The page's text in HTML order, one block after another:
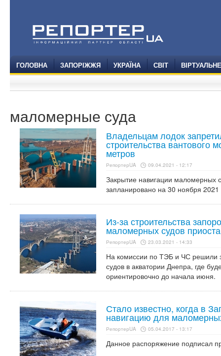
ГОЛОВНА ЗАПОРІЖЖЯ УКРАЇНА СВІТ
маломерные суда
Владельцам лодок
строительства вантового
метров
РепортерUA 09.04.2021 - 12:17
Закрытие навигации маломерных
запланировано на 30 ноября 2021
Из-за строительства
маломерных судов
РепортерUA 23.03.2021 - 14:33
На комиссии по ТЭБ и ЧС решили
судов в акватории Днепра, где
ориентировочно до начала июня.
Стало известно, когда в
навигацию для
РепортерUA 05.04.2017 - 13:17
Данное распоряжение подписал